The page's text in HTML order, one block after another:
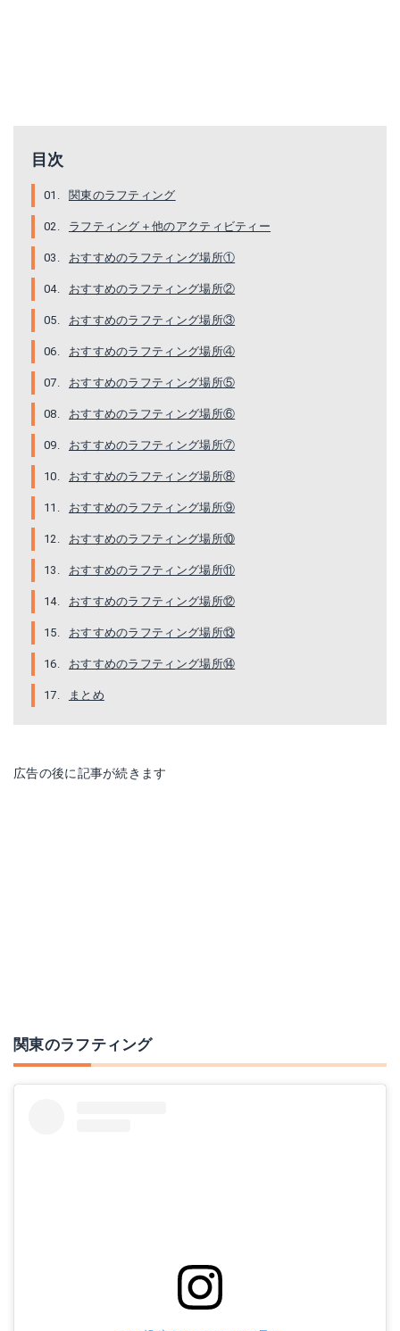
目次
関東のラフティング
ラフティング＋他のアクティビティー
おすすめのラフティング場所①
おすすめのラフティング場所②
おすすめのラフティング場所③
おすすめのラフティング場所④
おすすめのラフティング場所⑤
おすすめのラフティング場所⑥
おすすめのラフティング場所⑦
おすすめのラフティング場所⑧
おすすめのラフティング場所⑨
おすすめのラフティング場所⑩
おすすめのラフティング場所⑪
おすすめのラフティング場所⑫
おすすめのラフティング場所⑬
おすすめのラフティング場所⑭
まとめ
広告の後に記事が続きます
関東のラフティング